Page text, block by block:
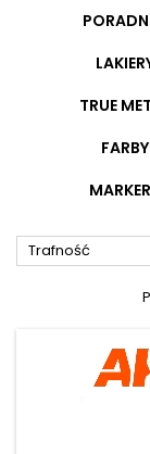
TRUE
FARBY
Trafność